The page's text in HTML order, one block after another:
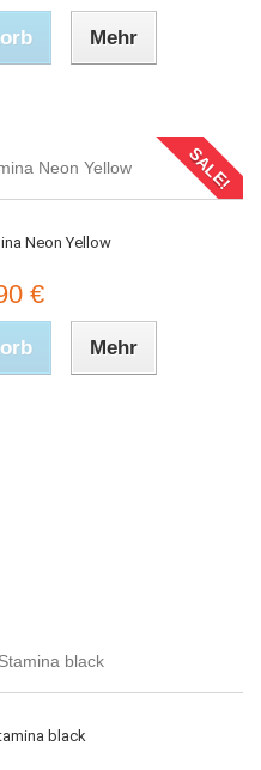
Mehr
SALE!
Neon Yellow
€
Mehr
black